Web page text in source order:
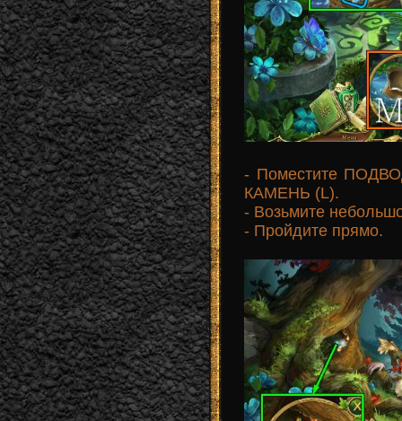
- Поместите
КАМЕНЬ (L).
- Возьмите
- Пройдите прямо.